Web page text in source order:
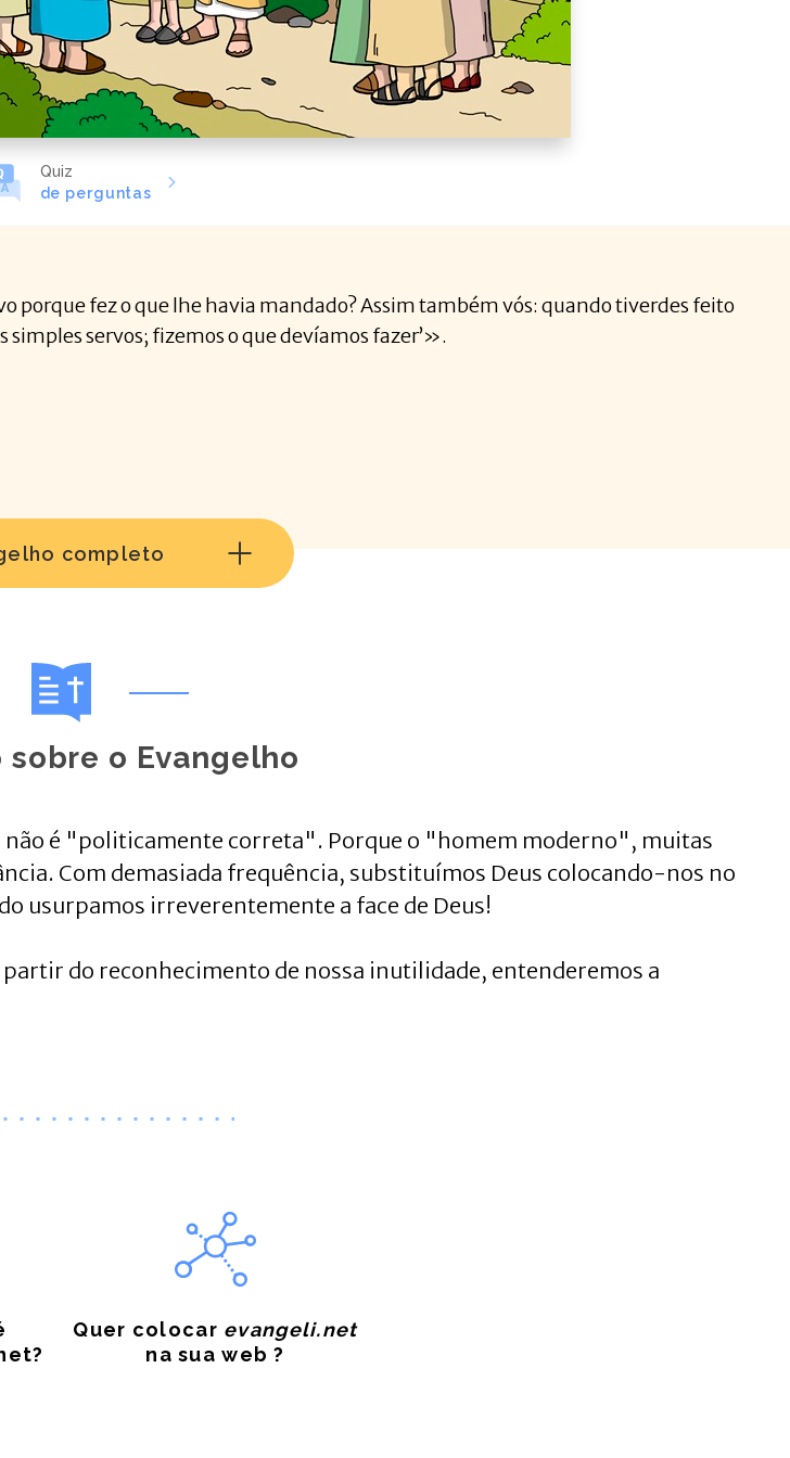
Quiz
de perguntas
porque fez o que lhe havia mandado? Assim também vós: quando tiverdes feito
simples servos; fizemos o que devíamos fazer’».
completo
o Evangelho
não é "politicamente correta". Porque o "homem moderno", muitas
Com demasiada frequência, substituímos Deus colocando-nos no
usurpamos irreverentemente a face de Deus!
do reconhecimento de nossa inutilidade, entenderemos a
Quer colocar evangeli.net
na sua web ?